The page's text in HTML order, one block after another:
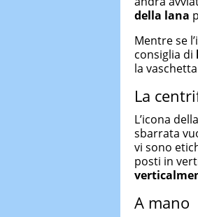
della lana
Mentre se
consiglia di
la
La
L’icona della
sbarrata
vi sono
posti in
A mano